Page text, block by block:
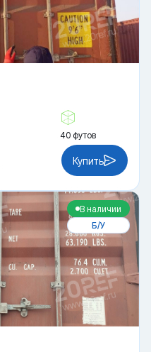
40 футов
Купить
В наличии
Б/У